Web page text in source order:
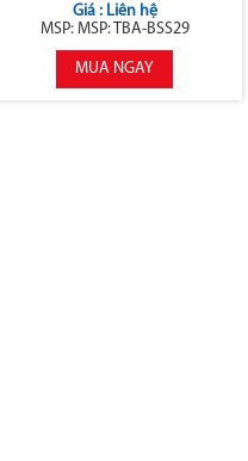
Giá : Liên hệ
MSP: MSP: TBA-BSS29
MUA NGAY